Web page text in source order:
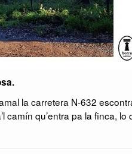
la carretera N-632
camín qu’entra pa la finca, lo